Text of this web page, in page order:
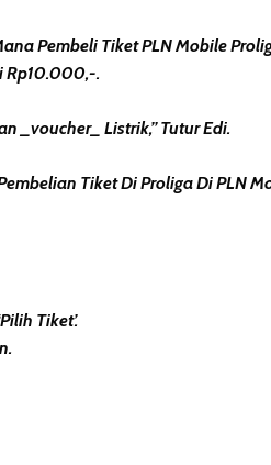
Pembeli Tiket PLN Mobile
Rp10.000,-.
_voucher_ Listrik,” Tutur Edi.
Tiket Di Proliga Di PLN
Tiket’.